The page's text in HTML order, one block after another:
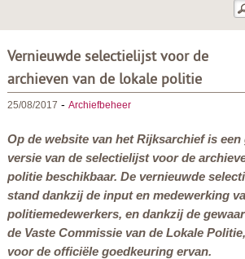
Vernieuwde selectielijst voor de
archieven van de lokale politie
25/08/2017 - Archiefbeheer
Op de website van het Rijksarchief is een
versie van de selectielijst voor de
politie beschikbaar. De vernieuwde
stand dankzij de input en medewerking
politiemedewerkers, en dankzij de
de Vaste Commissie van de Lokale
voor de officiële goedkeuring ervan.